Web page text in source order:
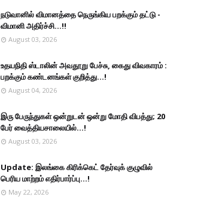
நடுவானில் விமானத்தை நெருங்கிய பறக்கும் தட்டு -
விமானி அதிர்ச்சி...!!
August 03, 2026
உதயநிதி ஸ்டாலின் அவதூறு பேச்சு, கைது விவகாரம் :
பறக்கும் கண்டனங்கள் குறித்து...!
August 04, 2026
இரு ப‍ேருந்துகள் ஒன்றுடன் ஒன்று மோதி விபத்து; 20
பேர் வைத்தியசாலையில்...!
August 03, 2026
Update: இலங்கை கிரிக்கெட் தேர்வுக் குழுவில்
பெரிய மாற்றம் எதிர்பார்ப்பு...!
May 22, 2026